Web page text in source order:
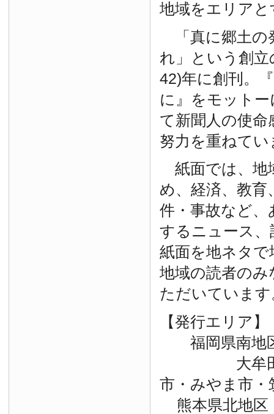
地域をエリア
「真に郷土の
れ」という創
42)年に創刊。
に』をモット
て新聞人の使命
努力を重ねてい
紙面では、地
め、経済、教育
件・事故など
するニュース
紙面を地ネタ
地域の読者の
ただいています
【発行エリア】
福岡県南地
大牟田市
市・みやま市・
熊本県北地区